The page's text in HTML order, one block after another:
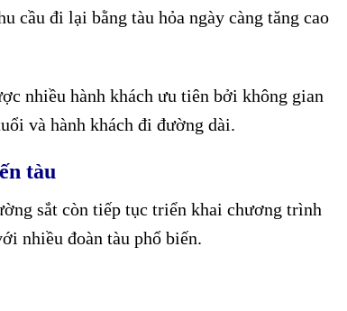
cầu đi lại bằng tàu hỏa ngày càng tăng cao
nhiều hành khách ưu tiên bởi không gian
và hành khách đi đường dài.
tàu
sắt còn tiếp tục triển khai chương trình
nhiều đoàn tàu phổ biến.